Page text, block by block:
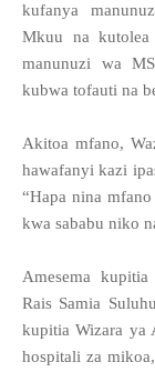
kufanya
Mkuu na kutolea
manunuzi wa
kubwa tofauti na
Akitoa mfano,
hawafanyi kazi
“Hapa nina
kwa sababu niko
Amesema
Rais Samia
kupitia Wizara
hospitali za